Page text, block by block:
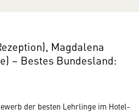
Magdalena
– Bestes Bundesland:
der besten Lehrlinge im Hotel-